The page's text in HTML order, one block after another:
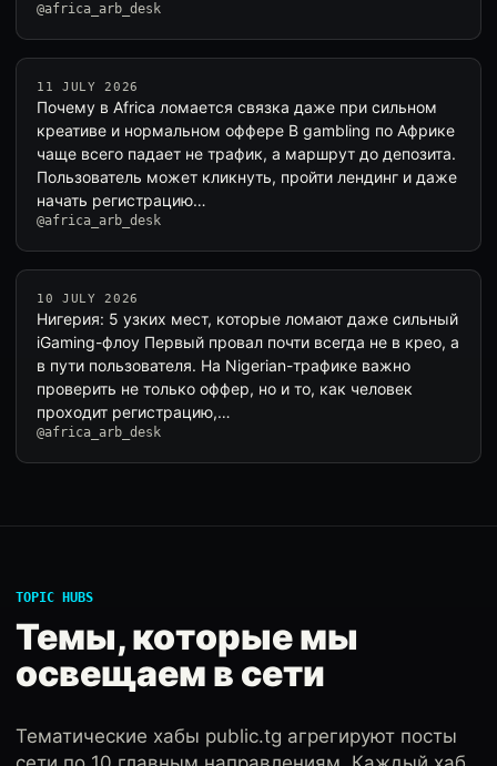
@africa_arb_desk
11 JULY 2026
Почему в Africa ломается связка даже при сильном
креативе и нормальном оффере В gambling по Африке
чаще всего падает не трафик, а маршрут до депозита.
Пользователь может кликнуть, пройти лендинг и даже
начать регистрацию…
@africa_arb_desk
10 JULY 2026
Нигерия: 5 узких мест, которые ломают даже сильный
iGaming-флоу Первый провал почти всегда не в крео, а
в пути пользователя. На Nigerian-трафике важно
проверить не только оффер, но и то, как человек
проходит регистрацию,…
@africa_arb_desk
TOPIC HUBS
Темы, которые мы
освещаем в сети
Тематические хабы public.tg агрегируют посты